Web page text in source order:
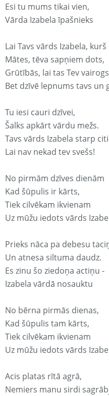
Esi tu mums tikai vien,
Vārda Izabela īpašnieks
Lai Tavs vārds Izabela,
Mātes, tēva sapņiem dots,
Grūtībās, lai tas Tev
Bet dzīvē lepnums tavs un
Tu iesi cauri dzīvei,
Šalks apkārt vārdu mežs.
Tavs vārds Izabela starp
Lai nav nekad tev svešs!
No pirmām dzīves dienām
Kad šūpulis ir kārts,
Tiek cilvēkam ikvienam
Uz mūžu iedots vārds
Prieks nāca pa debesu
Un atnesa siltuma daudz.
Es zinu šo ziedoņa actiņu -
Izabela vārdā nosauktu
No bērna pirmās dienas,
Kad šūpulis tam kārts,
Tiek cilvēkam ikvienam
Uz mūžu iedots vārds
Acis platas rītā agrā,
Nemiers manu sirdi